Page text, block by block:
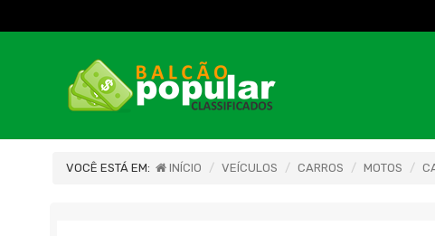
VOCÊ ESTÁ EM: INÍCIO VEÍCULOS CARROS MOTOS